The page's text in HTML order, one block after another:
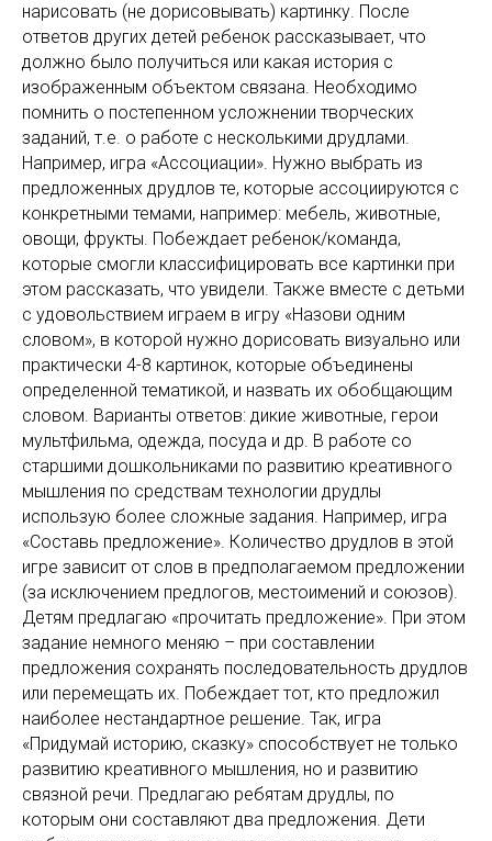
нарисовать (не дорисовывать) картинку. После
ответов других детей ребенок рассказывает, что
должно было получиться или какая история с
изображенным объектом связана. Необходимо
помнить о постепенном усложнении творческих
заданий, т.е. о работе с несколькими друдлами.
Например, игра «Ассоциации». Нужно выбрать из
предложенных друдлов те, которые ассоциируются с
конкретными темами, например: мебель, животные,
овощи, фрукты. Побеждает ребенок/команда,
которые смогли классифицировать все картинки при
этом рассказать, что увидели. Также вместе с детьми
с удовольствием играем в игру «Назови одним
словом», в которой нужно дорисовать визуально или
практически 4-8 картинок, которые объединены
определенной тематикой, и назвать их обобщающим
словом. Варианты ответов: дикие животные, герои
мультфильма, одежда, посуда и др. В работе со
старшими дошкольниками по развитию креативного
мышления по средствам технологии друдлы
использую более сложные задания. Например, игра
«Составь предложение». Количество друдлов в этой
игре зависит от слов в предполагаемом предложении
(за исключением предлогов, местоимений и союзов).
Детям предлагаю «прочитать предложение». При этом
задание немного меняю – при составлении
предложения сохранять последовательность друдлов
или перемещать их. Побеждает тот, кто предложил
наиболее нестандартное решение. Так, игра
«Придумай историю, сказку» способствует не только
развитию креативного мышления, но и развитию
связной речи. Предлагаю ребятам друдлы, по
которым они составляют два предложения. Дети